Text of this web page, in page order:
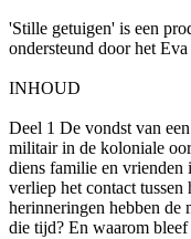
'Stille getuigen' is een
ondersteund door het Eva
INHOUD
Deel 1 De vondst van
militair in de koloniale
diens familie en vrienden
verliep het contact
herinneringen hebben de
die tijd? En waarom